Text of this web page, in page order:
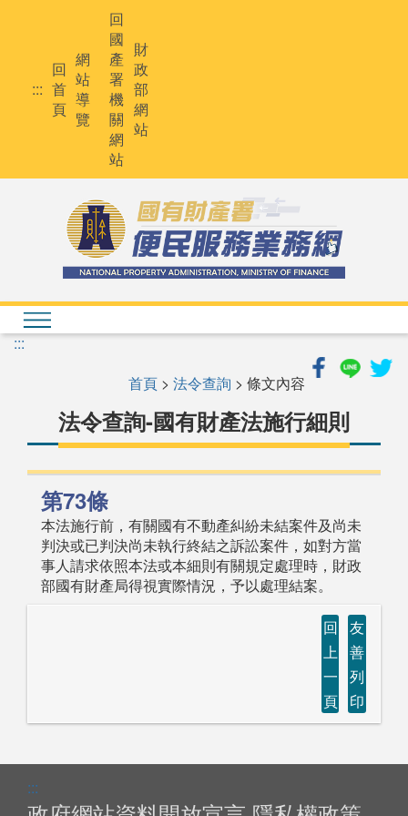
:::
回
首
頁
網
站
導
覽
回
國
產
署
機
關
網
站
財
政
部
網
站
:::
首頁 > 法令查詢 > 條文內容
法令查詢-國有財產法施行細則
第73條
本法施行前，有關國有不動產糾紛未結案件及尚未
判決或已判決尚未執行終結之訴訟案件，如對方當
事人請求依照本法或本細則有關規定處理時，財政
部國有財產局得視實際情況，予以處理結案。
回
上
一
頁
友
善
列
印
:::